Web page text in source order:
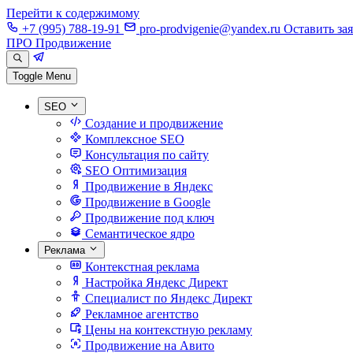
Перейти к содержимому
+7 (995) 788-19-91
pro-prodvigenie@yandex.ru Оставить
ПРО Продвижение
Toggle Menu
SEO
Создание и продвижение
Комплексное SEO
Консультация по сайту
SEO Оптимизация
Продвижение в Яндекс
Продвижение в Google
Продвижение под ключ
Семантическое ядро
Реклама
Контекстная реклама
Настройка Яндекс Директ
Специалист по Яндекс Директ
Рекламное агентство
Цены на контекстную рекламу
Продвижение на Авито